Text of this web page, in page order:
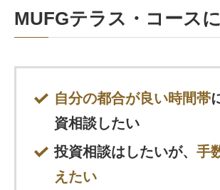
MUFGテラス・コース
自分の都合が良い時間帯
資相談したい
投資相談はしたいが、 手
えたい